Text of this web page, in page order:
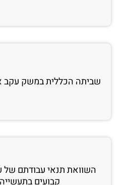
שביתה הכללית במשק עקב
השוואת תנאי עבודתם של
קבועים